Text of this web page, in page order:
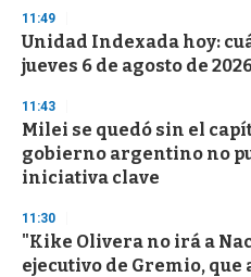
11:49
Unidad Indexada hoy:
jueves 6 de agosto de
11:43
Milei se quedó sin el
gobierno argentino no
iniciativa clave
11:30
"Kike Olivera no irá a
ejecutivo de Gremio, que